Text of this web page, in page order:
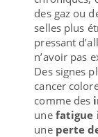
des gaz ou
selles plus
pressant
n’avoir pas
Des signes
cancer
comme des
une fatigue
une perte